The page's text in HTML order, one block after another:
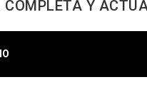
COMPLETA Y